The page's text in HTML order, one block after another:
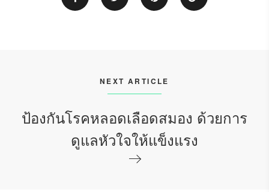
NEXT ARTICLE
ป้องกันโรคหลอดเลือดสมอง ด้วยการ
ดูแลหัวใจให้แข็งแรง